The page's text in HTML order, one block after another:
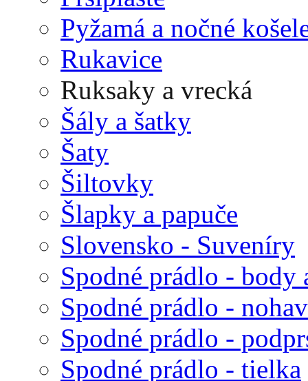
Pyžamá a nočné
Rukavice
Ruksaky a vrecká
Šály a šatky
Šaty
Šiltovky
Šlapky a papuče
Slovensko - Suveníry
Spodné prádlo - body
Spodné prádlo -
Spodné prádlo -
Spodné prádlo - tielka